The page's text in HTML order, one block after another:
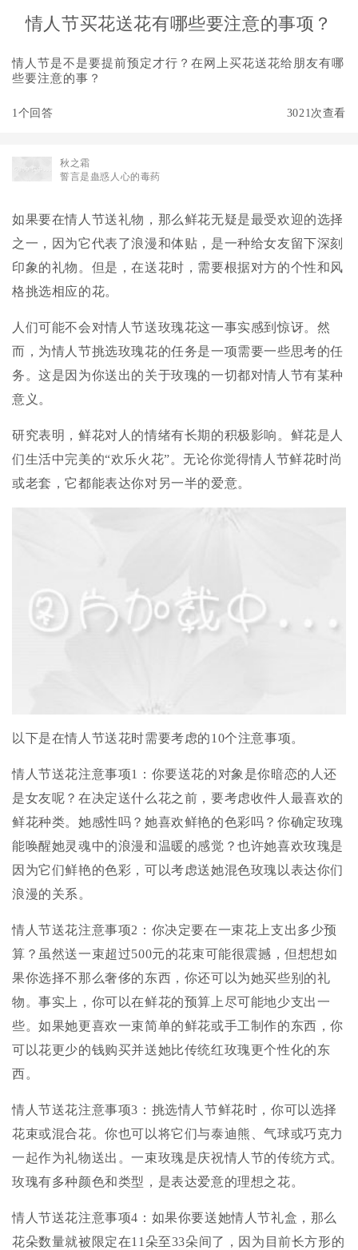
情人节买花送花有哪些要注意的事项？
情人节是不是要提前预定才行？在网上买花送花给朋友有哪
些要注意的事？
1个回答 3021次查看
秋之霜
誓言是蛊惑人心的毒药
如果要在情人节送礼物，那么鲜花无疑是最受欢迎的选择
之一，因为它代表了浪漫和体贴，是一种给女友留下深刻
印象的礼物。但是，在送花时，需要根据对方的个性和风
格挑选相应的花。
人们可能不会对情人节送玫瑰花这一事实感到惊讶。然
而，为情人节挑选玫瑰花的任务是一项需要一些思考的任
务。这是因为你送出的关于玫瑰的一切都对情人节有某种
意义。
研究表明，鲜花对人的情绪有长期的积极影响。鲜花是人
们生活中完美的“欢乐火花”。无论你觉得情人节鲜花时尚
或老套，它都能表达你对另一半的爱意。
以下是在情人节送花时需要考虑的10个注意事项。
情人节送花注意事项1：你要送花的对象是你暗恋的人还
是女友呢？在决定送什么花之前，要考虑收件人最喜欢的
鲜花种类。她感性吗？她喜欢鲜艳的色彩吗？你确定玫瑰
能唤醒她灵魂中的浪漫和温暖的感觉？也许她喜欢玫瑰是
因为它们鲜艳的色彩，可以考虑送她混色玫瑰以表达你们
浪漫的关系。
情人节送花注意事项2：你决定要在一束花上支出多少预
算？虽然送一束超过500元的花束可能很震撼，但想想如
果你选择不那么奢侈的东西，你还可以为她买些别的礼
物。事实上，你可以在鲜花的预算上尽可能地少支出一
些。如果她更喜欢一束简单的鲜花或手工制作的东西，你
可以花更少的钱购买并送她比传统红玫瑰更个性化的东
西。
情人节送花注意事项3：挑选情人节鲜花时，你可以选择
花束或混合花。你也可以将它们与泰迪熊、气球或巧克力
一起作为礼物送出。一束玫瑰是庆祝情人节的传统方式。
玫瑰有多种颜色和类型，是表达爱意的理想之花。
情人节送花注意事项4：如果你要送她情人节礼盒，那么
花朵数量就被限定在11朵至33朵间了，因为目前长方形的